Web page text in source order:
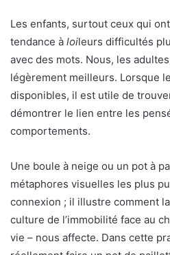
Les enfants, surtout ceux qui
tendance à loileurs difficultés
avec des mots. Nous, les
légèrement meilleurs. Lorsque
disponibles, il est utile de
démontrer le lien entre les
comportements.
Une boule à neige ou un pot à
métaphores visuelles les plus
connexion ; il illustre comment
culture de l’immobilité face au
vie – nous affecte. Dans cette